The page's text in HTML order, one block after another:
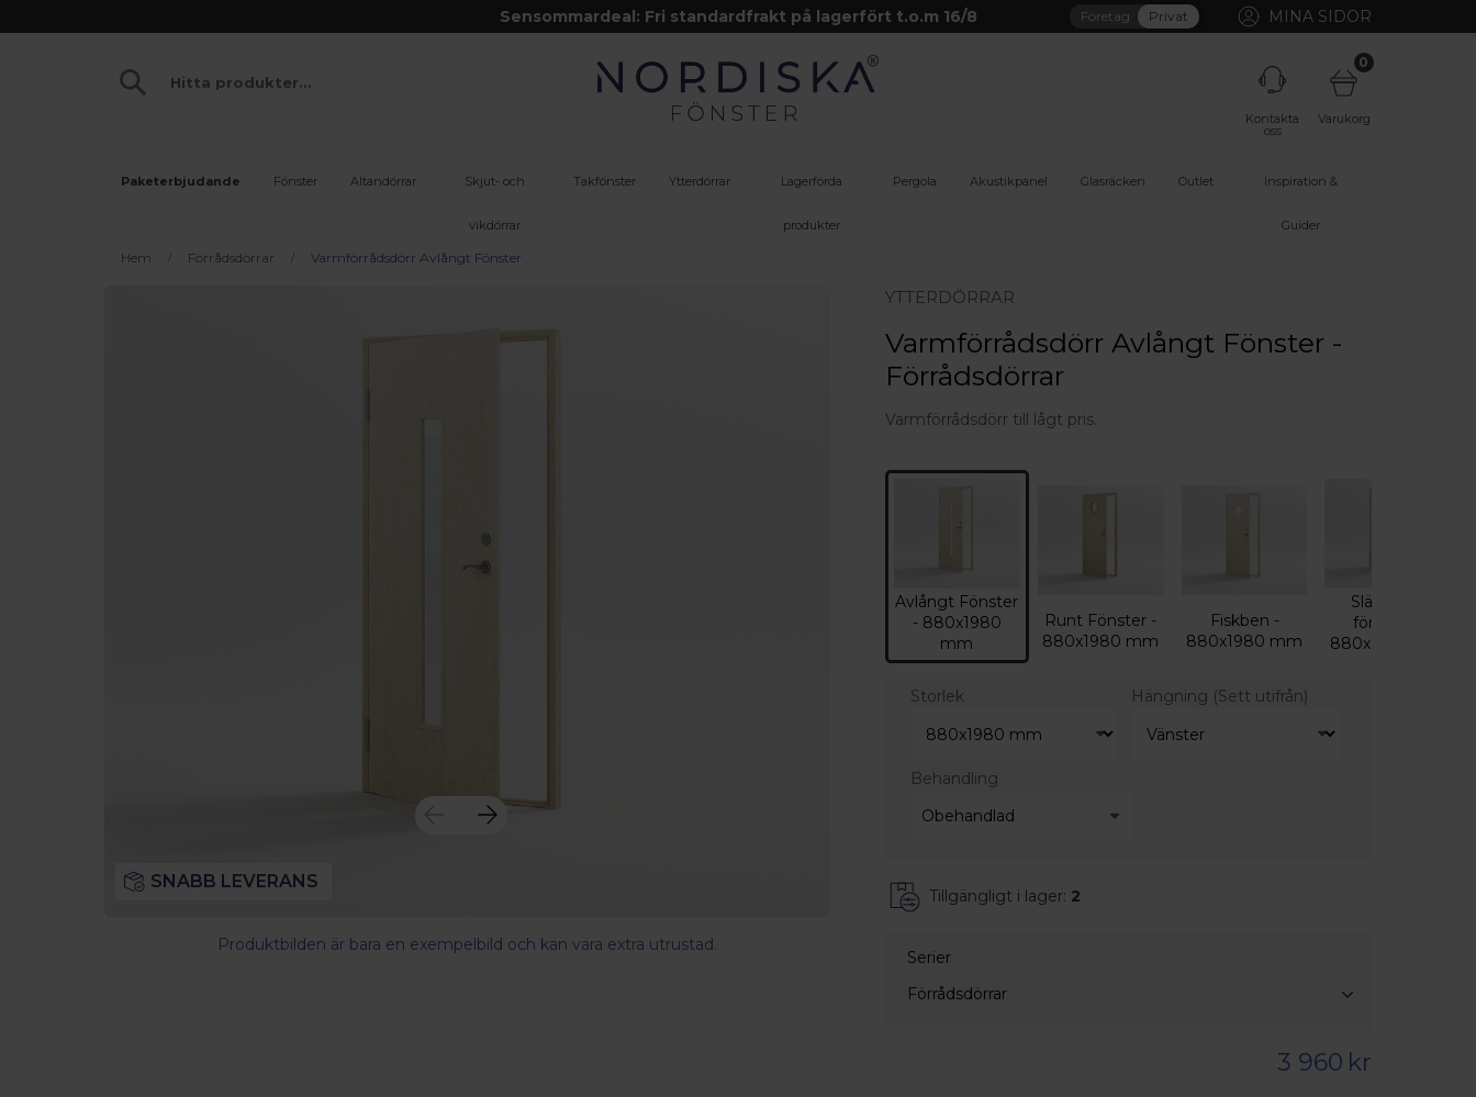
Sensommardeal: Fri standardfrakt på lagerfört t.o.m 16/8 Företag Privat MINA SIDOR
Kontakta
oss
0
Varukorg
Paketerbjudande Fönster Altandörrar Skjut- och
vikdörrar
Takfönster Ytterdörrar Lagerförda
produkter
Pergola Akustikpanel Glasräcken Outlet Inspiration &
Guider
Hem Förrådsdörrar Varmförrådsdörr Avlångt Fönster
SNABB LEVERANS
Produktbilden är bara en exempelbild och kan vara extra utrustad.
YTTERDÖRRAR
Varmförrådsdörr Avlångt Fönster -
Förrådsdörrar
Varmförrådsdörr till lågt pris.
Avlångt Fönster
- 880x1980
mm
Runt Fönster -
880x1980 mm
Fiskben -
880x1980 mm
Slät (utan
fönster) -
880x1980 mm
Storlek Hängning (Sett utifrån)
Behandling
Tillgängligt i lager: 2
Serier
Förrådsdörrar
3 960 kr